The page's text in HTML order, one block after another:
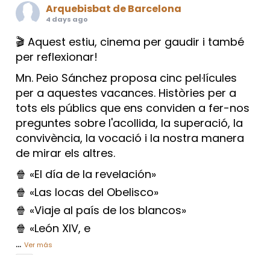
Arquebisbat de Barcelona
4 days ago
🎬 Aquest estiu, cinema per gaudir i també
per reflexionar!
Mn. Peio Sánchez proposa cinc pel·lícules
per a aquestes vacances. Històries per a
tots els públics que ens conviden a fer-nos
preguntes sobre l'acollida, la superació, la
convivència, la vocació i la nostra manera
de mirar els altres.
🍿 «El día de la revelación»
🍿 «Las locas del Obelisco»
🍿 «Viaje al país de los blancos»
🍿 «León XIV, e
... Ver más